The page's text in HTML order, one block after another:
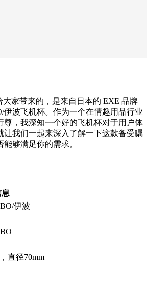
大家带来的，是来自日本的 EXE 品牌
伊波飞机杯。作为一个在情趣用品行业
尊，我深知一个好的飞机杯对于用户体
让我们一起来深入了解一下这款备受瞩
够满足你的需求。
伊波
直径70mm